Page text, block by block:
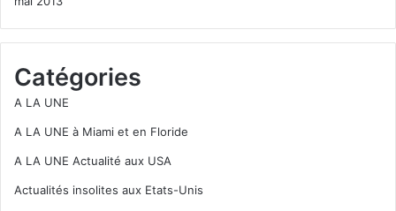
Catégories
A LA UNE
A LA UNE à Miami et en Floride
A LA UNE Actualité aux USA
Actualités insolites aux Etats-Unis